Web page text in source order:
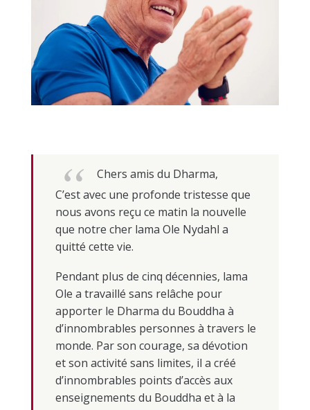
Chers amis du Dharma,
C’est avec une profonde tristesse que
nous avons reçu ce matin la nouvelle
que notre cher lama Ole Nydahl a
quitté cette vie.
Pendant plus de cinq décennies, lama
Ole a travaillé sans relâche pour
apporter le Dharma du Bouddha à
d’innombrables personnes à travers le
monde. Par son courage, sa dévotion
et son activité sans limites, il a créé
d’innombrables points d’accès aux
enseignements du Bouddha et à la